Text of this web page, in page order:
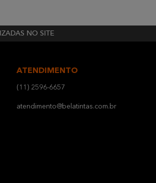
NO SITE
ATENDIMENTO
(11) 2596-6657
atendimento@belatintas.com.br